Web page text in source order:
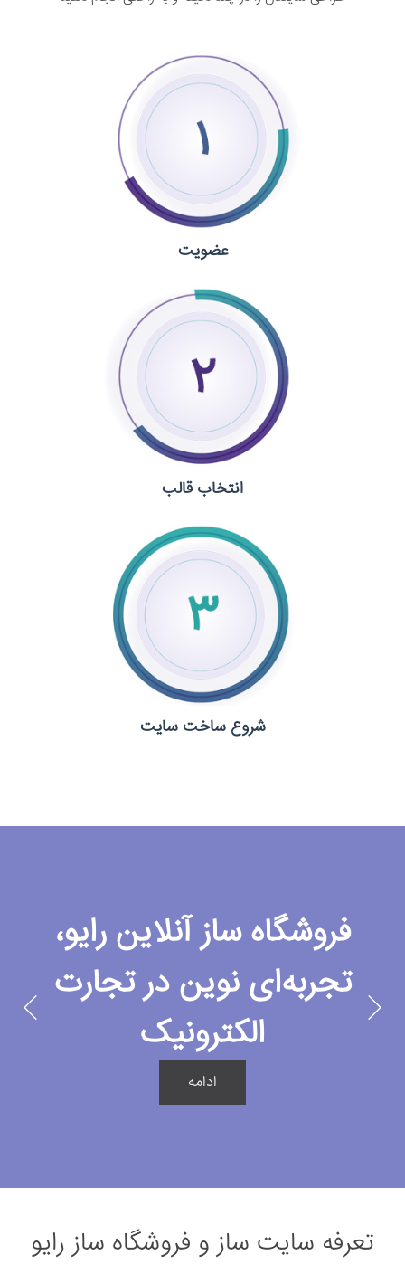
عضویت
انتخاب قالب
شروع ساخت سایت
فروشگاه ساز آنلاین رایو،
تجربه‌ای نوین در تجارت
الکترونیک
ادامه
تعرفه سایت ساز و فروشگاه ساز رایو